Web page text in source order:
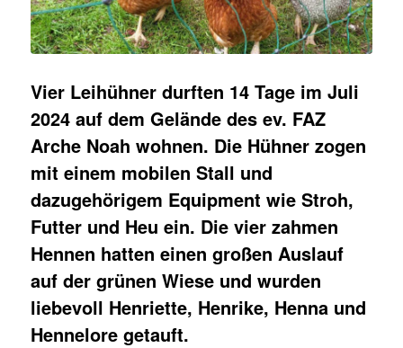
Vier Leihühner durften 14 Tage im Juli
2024 auf dem Gelände des ev. FAZ
Arche Noah wohnen. Die Hühner zogen
mit einem mobilen Stall und
dazugehörigem Equipment wie Stroh,
Futter und Heu ein. Die vier zahmen
Hennen hatten einen großen Auslauf
auf der grünen Wiese und wurden
liebevoll Henriette, Henrike, Henna und
Hennelore getauft.